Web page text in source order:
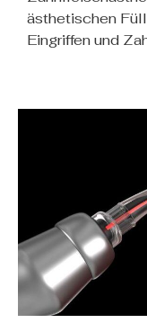
ästhetischen
Eingriffen und